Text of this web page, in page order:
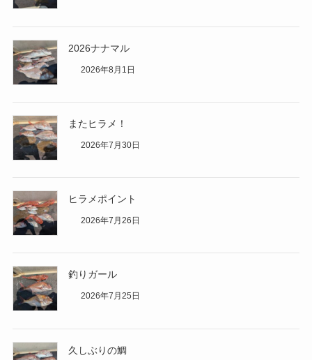
2026ナナマル
2026年8月1日
またヒラメ！
2026年7月30日
ヒラメポイント
2026年7月26日
釣りガール
2026年7月25日
久しぶりの鯛